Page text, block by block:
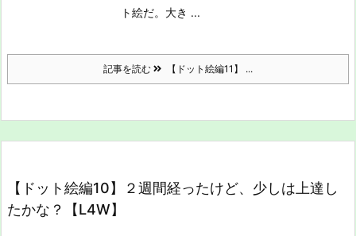
ト絵だ。 大き ...
記事を読む 【ドット絵編11】 ...
【ドット絵編10】２週間経ったけど、少しは上達し
たかな？【L4W】